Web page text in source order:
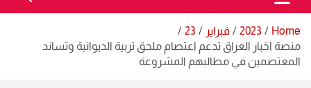
Home
2023 فبراير
23
منصة اخبار العراق تدعم اعتصام ملحق تربية الديوانية وتساند
المعتصمين في مطالبهم المشروعة